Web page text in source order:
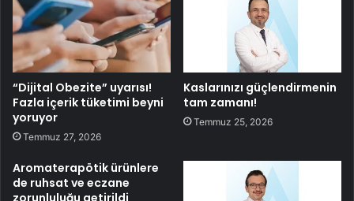
“Dijital Obezite” uyarısı!
Fazla içerik tüketimi beyni
yoruyor
Temmuz 27, 2026
Kaslarınızı güçlendirmenin
tam zamanı!
Temmuz 25, 2026
Aromaterapötik ürünlere
de ruhsat ve eczane
zorunluluğu getirildi